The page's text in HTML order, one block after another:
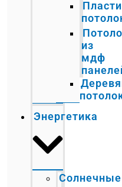
из
мдф
Энергетика
Солнечные